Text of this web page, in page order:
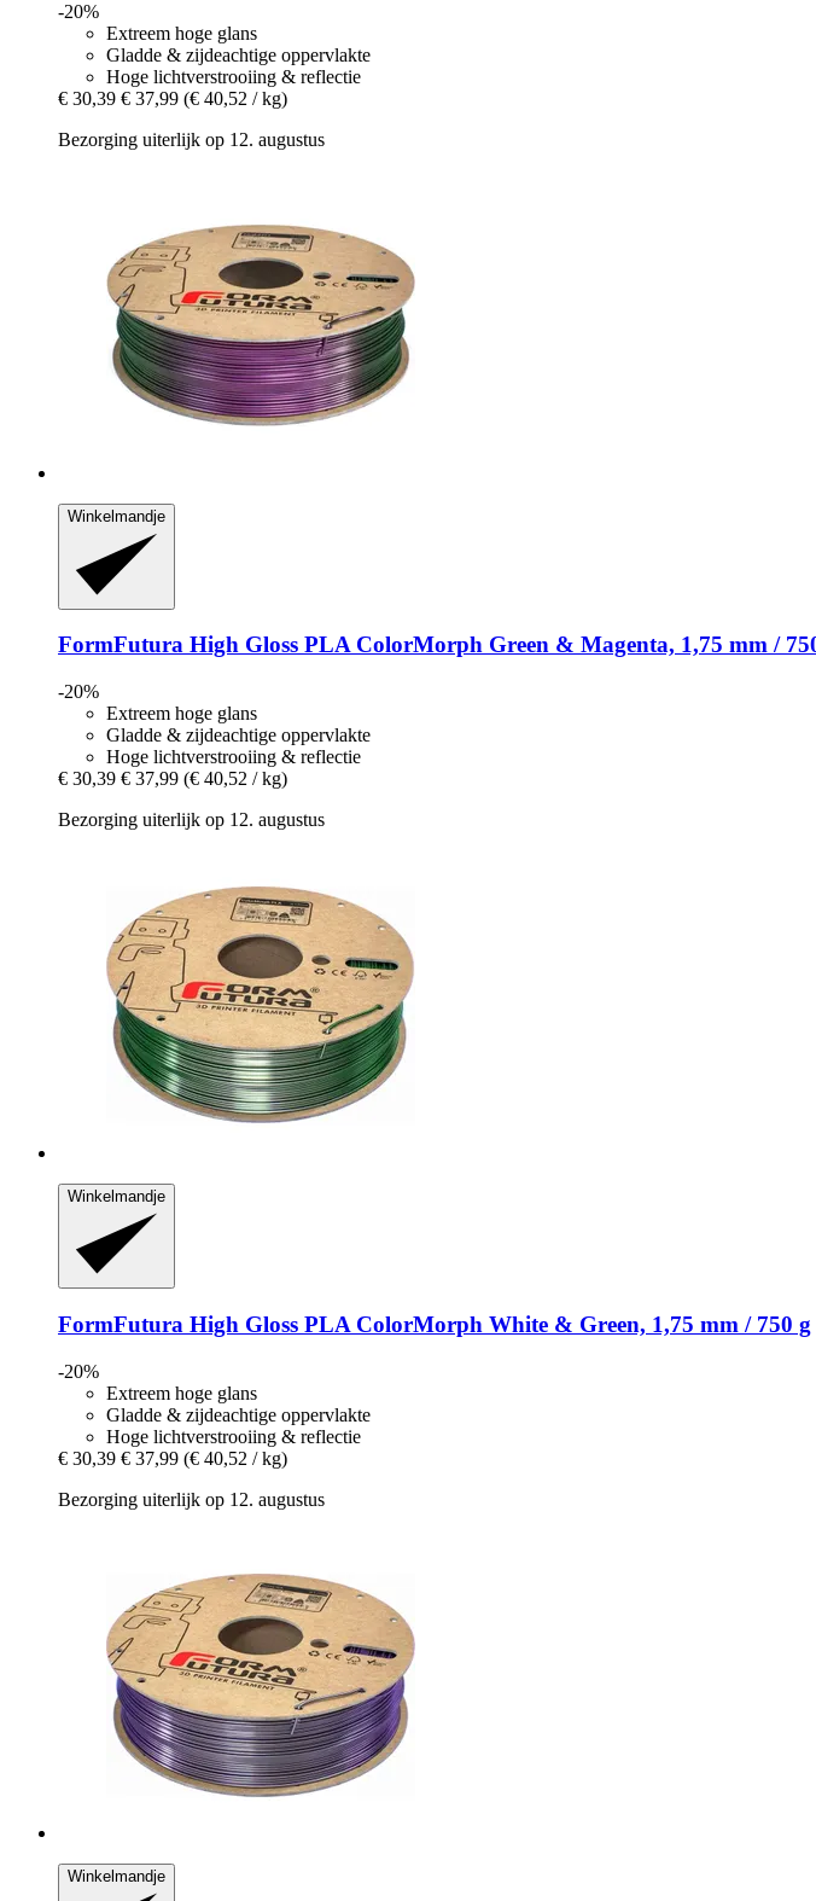
-20%
Extreem hoge glans
Gladde & zijdeachtige oppervlakte
Hoge lichtverstrooiing & reflectie
€ 30,39 € 37,99 (€ 40,52 / kg)
Bezorging uiterlijk op 12. augustus
Winkelmandje
FormFutura High Gloss PLA ColorMorph Green & Magenta, 1,75 mm /
-20%
Extreem hoge glans
Gladde & zijdeachtige oppervlakte
Hoge lichtverstrooiing & reflectie
€ 30,39 € 37,99 (€ 40,52 / kg)
Bezorging uiterlijk op 12. augustus
Winkelmandje
FormFutura High Gloss PLA ColorMorph White & Green, 1,75 mm / 750 g
-20%
Extreem hoge glans
Gladde & zijdeachtige oppervlakte
Hoge lichtverstrooiing & reflectie
€ 30,39 € 37,99 (€ 40,52 / kg)
Bezorging uiterlijk op 12. augustus
Winkelmandje